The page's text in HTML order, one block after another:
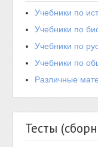
Учебники по
Учебники по
Учебники по
Учебники по
Различные
Тесты